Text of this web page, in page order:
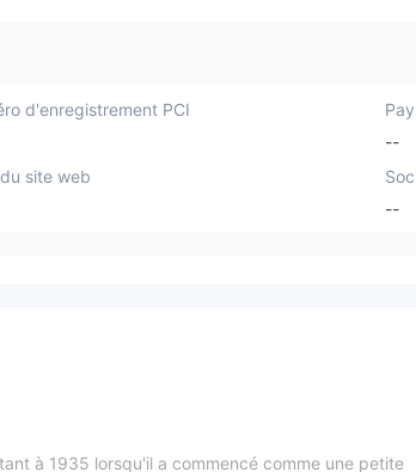
d'enregistrement PCI
--
site web
--
à 1935 lorsqu'il a commencé comme une petite